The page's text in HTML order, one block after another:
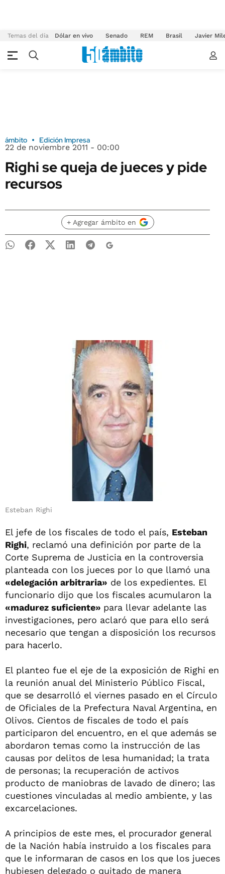
Temas del día Dólar en vivo Senado REM Brasil Javier
ámbito Edición Impresa
22 de noviembre 2011 - 00:00
Righi se queja de jueces y pide
recursos
+ Agregar ámbito en
Esteban Righi
El jefe de los fiscales de todo el país, Esteban
Righi, reclamó una definición por parte de la
Corte Suprema de Justicia en la controversia
planteada con los jueces por lo que llamó una
«delegación arbitraria» de los expedientes. El
funcionario dijo que los fiscales acumularon la
«madurez suficiente» para llevar adelante las
investigaciones, pero aclaró que para ello será
necesario que tengan a disposición los recursos
para hacerlo.
El planteo fue el eje de la exposición de Righi en
la reunión anual del Ministerio Público Fiscal,
que se desarrolló el viernes pasado en el Círculo
de Oficiales de la Prefectura Naval Argentina, en
Olivos. Cientos de fiscales de todo el país
participaron del encuentro, en el que además se
abordaron temas como la instrucción de las
causas por delitos de lesa humanidad; la trata
de personas; la recuperación de activos
producto de maniobras de lavado de dinero; las
cuestiones vinculadas al medio ambiente, y las
excarcelaciones.
A principios de este mes, el procurador general
de la Nación había instruido a los fiscales para
que le informaran de casos en los que los jueces
hubiesen delegado o quitado de manera